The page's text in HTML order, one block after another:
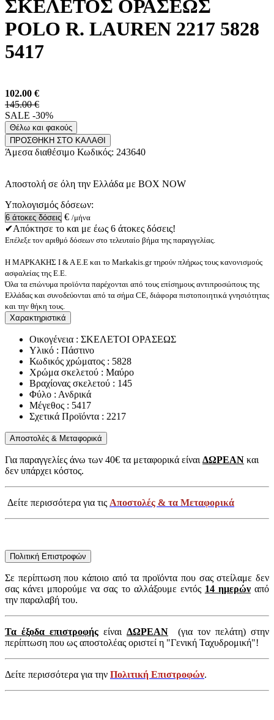
ΣΚΕΛΕΤΟΣ ΟΡΑΣΕΩΣ
POLO R. LAUREN 2217 5828
5417
102.00 €
145.00 €
SALE -30%
Θέλω και φακούς
ΠΡΟΣΘΗΚΗ ΣΤΟ ΚΑΛΑΘΙ
Άμεσα διαθέσιμο Κωδικός: 243640
Αποστολή σε όλη την Ελλάδα με BOX NOW
Υπολογισμός δόσεων:
€ /μήνα
✔Απόκτησε το και με έως 6 άτοκες δόσεις!
Επέλεξε τον αριθμό δόσεων στο τελευταίο βήμα της παραγγελίας.
Η ΜΑΡΚΑΚΗΣ Ι & Α Ε.Ε και το Markakis.gr τηρούν πλήρως τους κανονισμούς
ασφαλείας της Ε.Ε.
Όλα τα επώνυμα προϊόντα παρέχονται από τους επίσημους αντιπροσώπους της
Ελλάδας και συνοδεύονται από τα σήμα CE, διάφορα πιστοποιητικά γνησιότητας
και την θήκη τους.
Χαρακτηριστικά
Οικογένεια : ΣΚΕΛΕΤΟΙ ΟΡΑΣΕΩΣ
Υλικό : Πάστινο
Κωδικός χρώματος : 5828
Χρώμα σκελετού : Μαύρο
Βραχίονας σκελετού : 145
Φύλο : Ανδρικά
Μέγεθος : 5417
Σχετικά Προϊόντα : 2217
Αποστολές & Μεταφορικά
Για παραγγελίες άνω των 40€ τα μεταφορικά είναιΔΩΡΕΑΝ και
δεν υπάρχει κόστος.
Δείτε περισσότερα για τις Αποστολές & τα Μεταφορικά
Πολιτική Επιστροφών
Σε περίπτωση που κάποιο από τα προϊόντα που σας στείλαμε δεν
σας κάνει μπορούμε να σας το αλλάξουμε εντός 14 ημερώναπό
την παραλαβή του.
Τα έξοδα επιστροφής είναι ΔΩΡΕΑΝ (για τον πελάτη) στην
περίπτωση που ως αποστολέας οριστεί η "Γενική Ταχυδρομική"!
Δείτε περισσότερα για την Πολιτική Επιστροφών.